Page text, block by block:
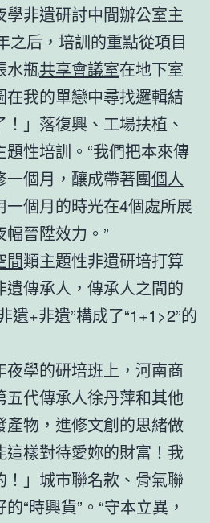
學非遺研討中間辦公室主
之后，培訓的重點從項目
水瓶共享會議室在地下室
我的單戀中尋找邏輯結
」落復興、工場扶植、
性培訓。“我們把本來傳
個月，釀成帶著團個人
一個月的時光在4個處所展
晉陞效力。”
間類主題性非遺研培打算
傳承人，傳承人之間的
遺+非遺”構成了“1+1>2”的
夜學的研培班上，河南商
五代傳承人徐丹萍和其他
物，進修文創的思緒做
這樣對待愛妳的財富！我
！」城市聯名款、骨氣聯
“時興貨”。“守本立異，